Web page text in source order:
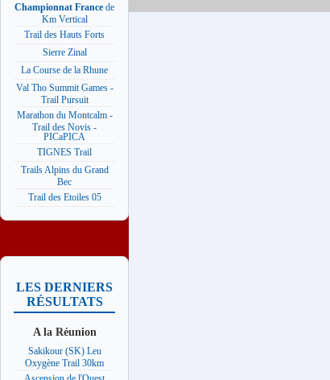
Championnat France de
Km Vertical
Trail des Hauts Forts
Sierre Zinal
La Course de la Rhune
Val Tho Summit Games -
Trail Pursuit
Marathon du Montcalm -
Trail des Novis -
PICaPICA
TIGNES Trail
Trails Alpins du Grand
Bec
Trail des Etoiles 05
LES DERNIERS
RÉSULTATS
A la Réunion
Sakikour (SK) Leu
Oxygène Trail 30km